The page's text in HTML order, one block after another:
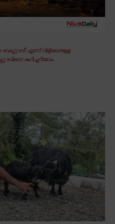
എന്ന് വിളിപ്പേരുള്ള
കുറിച്ചറിയാം.